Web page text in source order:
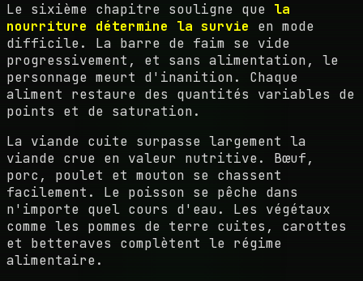
Le sixième chapitre souligne que la
nourriture détermine la survie en mode
difficile. La barre de faim se vide
progressivement, et sans alimentation, le
personnage meurt d'inanition. Chaque
aliment restaure des quantités variables de
points et de saturation.
La viande cuite surpasse largement la
viande crue en valeur nutritive. Bœuf,
porc, poulet et mouton se chassent
facilement. Le poisson se pêche dans
n'importe quel cours d'eau. Les végétaux
comme les pommes de terre cuites, carottes
et betteraves complètent le régime
alimentaire.